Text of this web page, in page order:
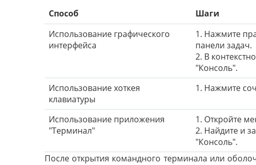
Способ
Шаги
Использование графического
интерфейса
1. Нажмите
панели задач.
2. В
"Консоль".
Использование хоткея
клавиатуры
1. Нажмите
Использование приложения
"Терминал"
1. Откройте
2. Найдите и
"Консоль".
После открытия командного терминала или